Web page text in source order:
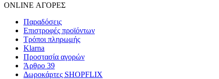
ONLINE ΑΓΟΡΕΣ
Παραδόσεις
Επιστροφές προϊόντων
Τρόποι πληρωμής
Klarna
Προστασία αγορών
Άρθρο 39
Δωροκάρτες SHOPFLIX